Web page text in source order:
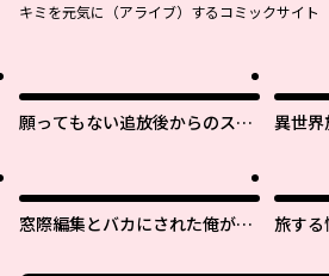
キミを元気に（アライブ）するコミックサイト
願ってもない追放後からのスロ
り行きで美少女ギャルの師匠に
なったらなぜかめちゃくちゃ懐
かれた〜
異世界
窓際編集とバカにされた俺が、
た
旅する